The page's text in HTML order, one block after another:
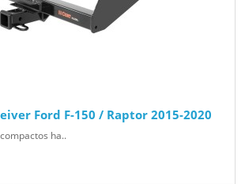
Ford F-150 / Raptor 2015-2020
ha..